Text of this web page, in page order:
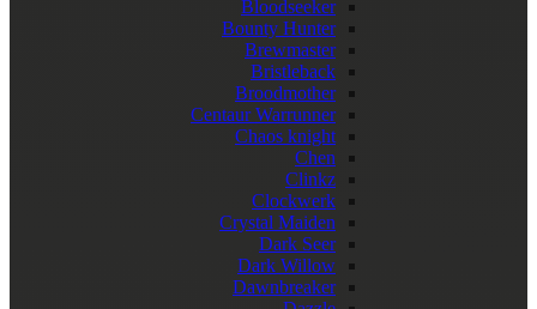
Bloodseeker
Bounty Hunter
Brewmaster
Bristleback
Broodmother
Centaur Warrunner
Chaos knight
Chen
Clinkz
Clockwerk
Crystal Maiden
Dark Seer
Dark Willow
Dawnbreaker